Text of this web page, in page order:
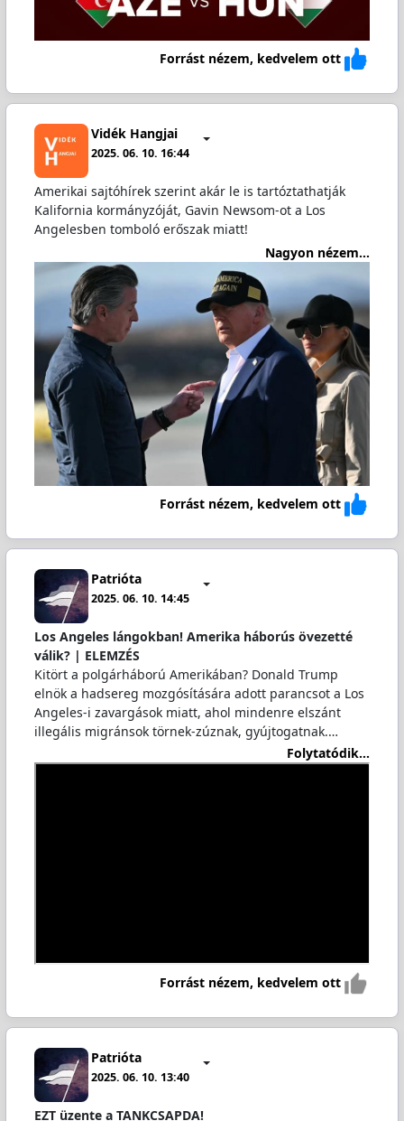
Forrást nézem, kedvelem ott
Vidék Hangjai
2025. 06. 10. 16:44
Amerikai sajtóhírek szerint akár le is tartóztathatják
Kalifornia kormányzóját, Gavin Newsom-ot a Los
Angelesben tomboló erőszak miatt!
Nagyon nézem...
Forrást nézem, kedvelem ott
Patrióta
2025. 06. 10. 14:45
Los Angeles lángokban! Amerika háborús övezetté
válik? | ELEMZÉS
Kitört a polgárháború Amerikában? Donald Trump
elnök a hadsereg mozgósítására adott parancsot a Los
Angeles-i zavargások miatt, ahol mindenre elszánt
illegális migránsok törnek-zúznak, gyújtogatnak.…
Folytatódik...
Forrást nézem, kedvelem ott
Patrióta
2025. 06. 10. 13:40
EZT üzente a TANKCSAPDA!